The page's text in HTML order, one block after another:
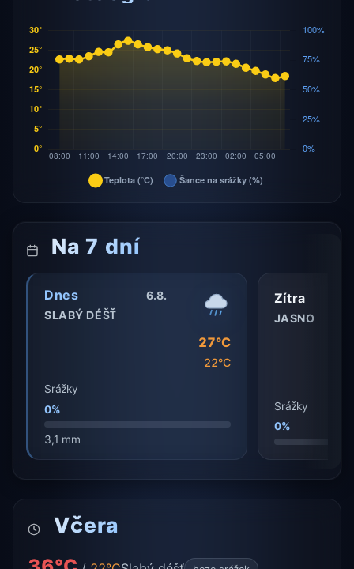
Na 7 dní
Dnes
6.8.
SLABÝ DÉŠŤ
27°C
22°C
Srážky
0%
3,1 mm
Zítra
JASNO
Srážky
0%
Včera